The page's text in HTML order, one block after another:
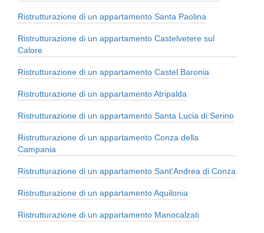
Ristrutturazione di un appartamento Santa Paolina
Ristrutturazione di un appartamento Castelvetere sul
Calore
Ristrutturazione di un appartamento Castel Baronia
Ristrutturazione di un appartamento Atripalda
Ristrutturazione di un appartamento Santa Lucia di Serino
Ristrutturazione di un appartamento Conza della
Campania
Ristrutturazione di un appartamento Sant'Andrea di Conza
Ristrutturazione di un appartamento Aquilonia
Ristrutturazione di un appartamento Manocalzati